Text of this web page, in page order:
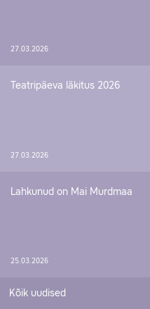
27.03.2026
Teatripäeva läkitus 2026
27.03.2026
Lahkunud on Mai Murdmaa
25.03.2026
Kõik uudised